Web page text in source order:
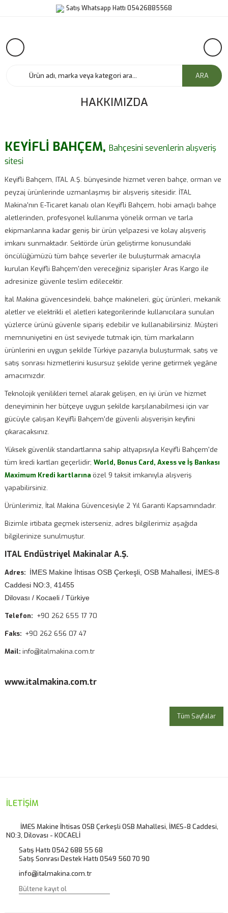
Satış Whatsapp Hattı 05426885568
ARA
HAKKIMIZDA
KEYİFLİ BAHÇEM, Bahçesini sevenlerin alışveriş
sitesi
Keyifli Bahçem, ITAL A.Ş. bünyesinde hizmet veren bahçe, orman ve
peyzaj ürünlerinde uzmanlaşmış bir alışveriş sitesidir. İTAL
Makina'nın E-Ticaret kanalı olan Keyifli Bahçem, hobi amaçlı bahçe
aletlerinden, profesyonel kullanıma yönelik orman ve tarla
ekipmanlarına kadar geniş bir ürün yelpazesi ve kolay alışveriş
imkanı sunmaktadır. Sektörde ürün geliştirme konusundaki
öncülüğümüzü tüm bahçe severler ile buluşturmak amacıyla
kurulan Keyifli Bahçem'den vereceğiniz siparişler Aras Kargo ile
adresinize güvenle teslim edilecektir.
İtal Makina güvencesindeki, bahçe makineleri, güç ürünleri, mekanik
aletler ve elektrikli el aletleri kategorilerinde kullanıcılara sunulan
yüzlerce ürünü güvenle sipariş edebilir ve kullanabilirsiniz. Müşteri
memnuniyetini en üst seviyede tutmak için, tüm markaların
ürünlerini en uygun şekilde Türkiye pazarıyla buluşturmak, satış ve
satış sonrası hizmetlerini kusursuz şekilde yerine getirmek yegâne
amacımızdır.
Teknolojik yenilikleri temel alarak gelişen, en iyi ürün ve hizmet
deneyiminin her bütçeye uygun şekilde karşılanabilmesi için var
gücüyle çalışan Keyifli Bahçem'de güvenli alışverişin keyfini
çıkaracaksınız.
Yüksek güvenlik standartlarına sahip altyapısıyla Keyifli Bahçem'de
tüm kredi kartları geçerlidir; World, Bonus Card, Axess ve İş Bankası
Maximum Kredi kartlarına özel 9 taksit imkanıyla alışveriş
yapabilirsiniz.
Ürünlerimiz, İtal Makina Güvencesiyle 2 Yıl Garanti Kapsamındadır.
Bizimle irtibata geçmek isterseniz, adres bilgilerimiz aşağıda
bilgilerinize sunulmuştur.
ITAL Endüstriyel Makinalar A.Ş.
Adres: İMES Makine İhtisas OSB Çerkeşli, OSB Mahallesi, İMES-8
Caddesi NO:3, 41455
Dilovası / Kocaeli / Türkiye
Telefon: +90 262 655 17 70
Faks: +90 262 656 07 47
Mail: info@italmakina.com.tr
www.italmakina.com.tr
Tüm Sayfalar
İLETİŞİM
İMES Makine İhtisas OSB Çerkeşli OSB Mahallesi, İMES-8 Caddesi,
NO:3, Dilovası - KOCAELİ
Satış Hattı 0542 688 55 68
Satış Sonrası Destek Hattı 0549 560 70 90
info@italmakina.com.tr